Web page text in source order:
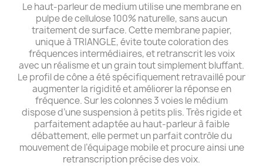
Le haut-parleur de medium utilise une membrane en
pulpe de cellulose 100% naturelle, sans aucun
traitement de surface. Cette membrane papier,
unique à TRIANGLE, évite toute coloration des
fréquences intermédiaires, et retranscrit les voix
avec un réalisme et un grain tout simplement bluffant.
Le profil de cône a été spécifiquement retravaillé pour
augmenter la rigidité et améliorer la réponse en
fréquence. Sur les colonnes 3 voies le médium
dispose d’une suspension à petits plis. Très rigide et
parfaitement adaptée au haut-parleur à faible
débattement, elle permet un parfait contrôle du
mouvement de l’équipage mobile et procure ainsi une
retranscription précise des voix.